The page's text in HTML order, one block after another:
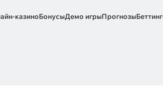
казиноБонусыДемо игрыПрогнозы